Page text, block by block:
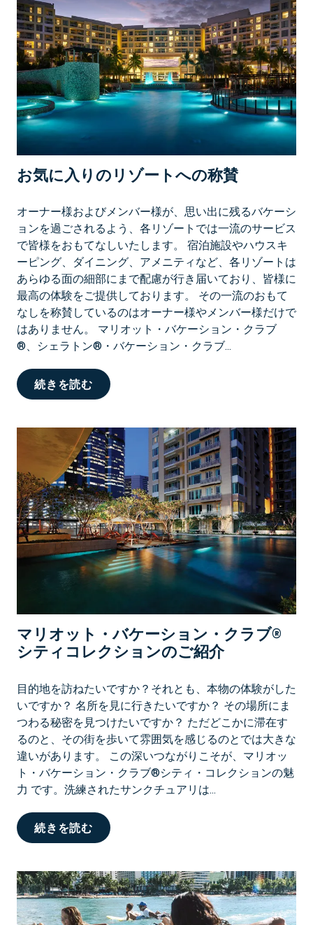
E
T
シ
ェ
フ
が
腕
る
う
ウ
イ
の
新
鮮
な
味
を
堪
お気に入りのリゾートへの称賛
オーナー様およびメンバー様が、思い出に残るバケーシ
ョンを過ごされるよう、各リゾートでは一流のサービス
で皆様をおもてなしいたします。 宿泊施設やハウスキ
ーピング、ダイニング、アメニティなど、各リゾートは
あらゆる面の細部にまで配慮が行き届いており、皆様に
最高の体験をご提供しております。 その一流のおもて
なしを称賛しているのはオーナー様やメンバー様だけで
はありません。 マリオット・バケーション・クラブ
®、シェラトン®・バケーション・クラブ...
続きを読む
気
入
り
の
リ
ゾ
ー
ト
へ
の
称
マリオット・バケーション・クラブ®
シティコレクションのご紹介
目的地を訪ねたいですか？それとも、本物の体験がした
いですか？ 名所を見に行きたいですか？ その場所にま
つわる秘密を見つけたいですか？ ただどこかに滞在す
るのと、その街を歩いて雰囲気を感じるのとでは大きな
違いがあります。 この深いつながりこそが、マリオッ
ト・バケーション・クラブ®シティ・コレクションの魅
力 です。洗練されたサンクチュアリは...
続きを読む
リ
ッ
ト
・